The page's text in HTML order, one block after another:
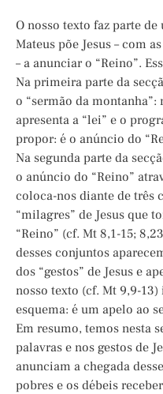
O nosso texto faz parte
Mateus põe Jesus – com
– a anunciar o “Reino”.
Na primeira parte da
o “sermão da
apresenta a “lei” e o
propor: é o anúncio do
Na segunda parte da
o anúncio do “Reino”
coloca-nos diante de três
“milagres” de Jesus que
“Reino” (cf. Mt 8,1-15;
desses conjuntos
dos “gestos” de Jesus e
nosso texto (cf. Mt 9,9-
esquema: é um apelo ao
Em resumo, temos nesta
palavras e nos gestos de
anunciam a chegada
pobres e os débeis